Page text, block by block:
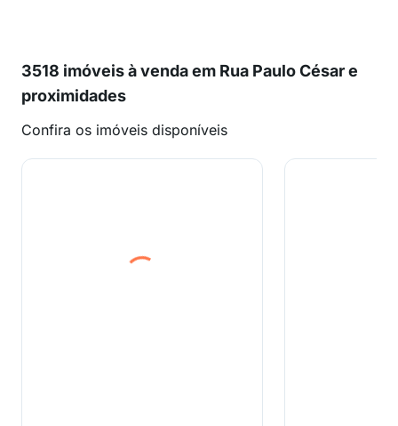
3518 imóveis à venda em Rua Paulo César e
proximidades
Confira os imóveis disponíveis